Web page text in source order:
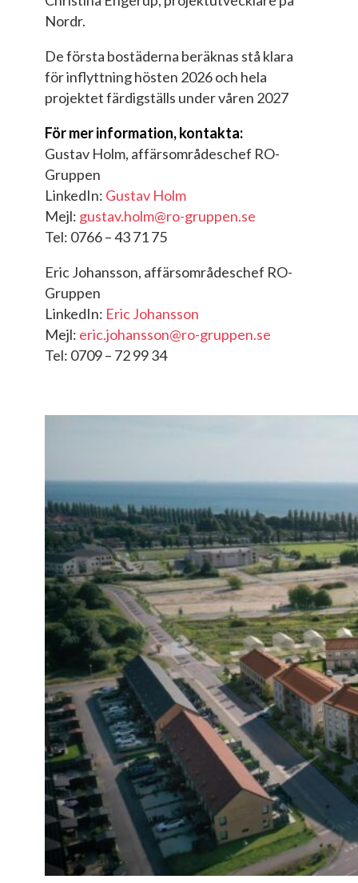
Nordr.
De första bostäderna beräknas stå klara
för inflyttning hösten 2026 och hela
projektet färdigställs under våren 2027
För mer information, kontakta:
Gustav Holm, affärsområdeschef RO-
Gruppen
LinkedIn: Gustav Holm
Mejl: gustav.holm@ro-gruppen.se
Tel: 0766 – 43 71 75
Eric Johansson, affärsområdeschef RO-
Gruppen
LinkedIn: Eric Johansson
Mejl: eric.johansson@ro-gruppen.se
Tel: 0709 – 72 99 34